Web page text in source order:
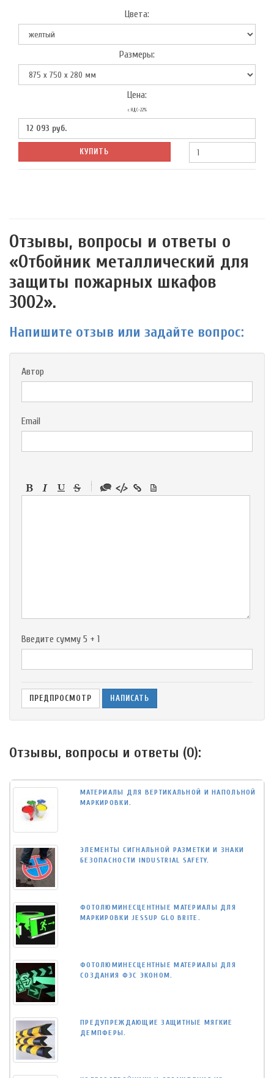
Цвета:
Размеры:
Цена:
с НДС-22%
12 093 руб.
КУПИТЬ
Отзывы, вопросы и ответы о
«Отбойник металлический для
защиты пожарных шкафов
3002».
Напишите отзыв или задайте вопрос:
Автор
Email
-
-
Введите сумму 5 + 1
Отзывы, вопросы и ответы (0):
МАТЕРИАЛЫ ДЛЯ ВЕРТИКАЛЬНОЙ И НАПОЛЬНОЙ
МАРКИРОВКИ.
ЭЛЕМЕНТЫ СИГНАЛЬНОЙ РАЗМЕТКИ И ЗНАКИ
БЕЗОПАСНОСТИ INDUSTRIAL SAFETY.
ФОТОЛЮМИНЕСЦЕНТНЫЕ МАТЕРИАЛЫ ДЛЯ
МАРКИРОВКИ JESSUP GLO BRITE.
ФОТОЛЮМИНЕСЦЕНТНЫЕ МАТЕРИАЛЫ ДЛЯ
СОЗДАНИЯ ФЭС ЭКОНОМ.
ПРЕДУПРЕЖДАЮЩИЕ ЗАЩИТНЫЕ МЯГКИЕ
ДЕМПФЕРЫ.